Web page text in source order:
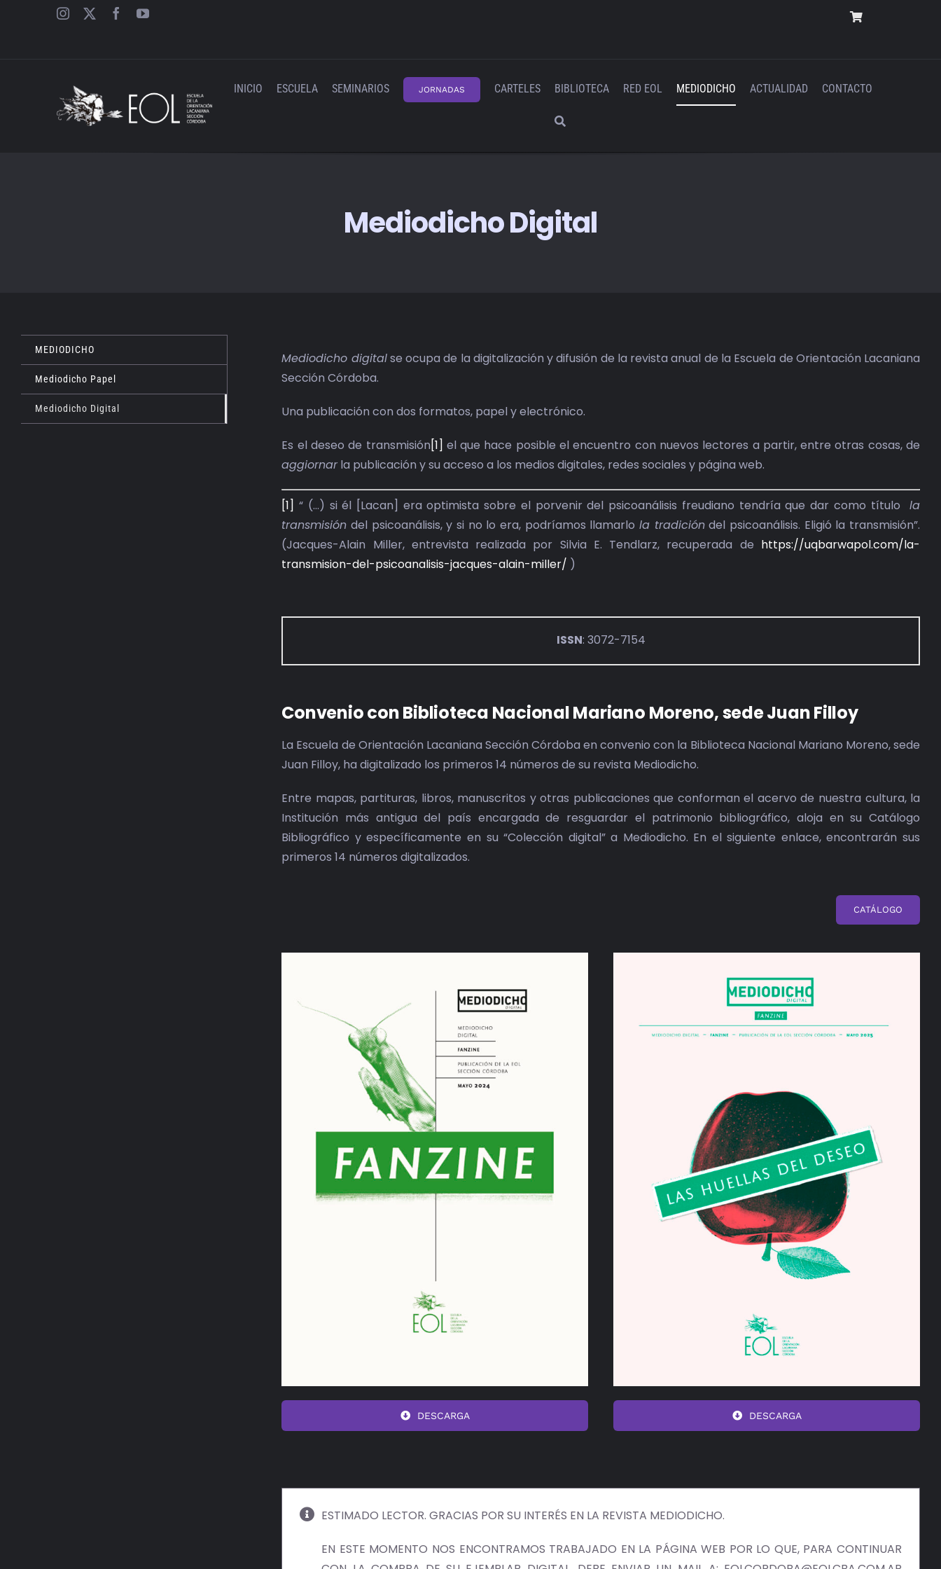
INICIO ESCUELA SEMINARIOS JORNADAS CARTELES BIBLIOTECA RED EOL MEDIODICHO ACTUALIDAD CONTACTO
Mediodicho Digital
Mediodicho digitalse ocupa de la digitalización y difusión de la revista anual de la Escuela de Orientación Lacaniana
Sección Córdoba.
Una publicación con dos formatos, papel y electrónico.
Es el deseo de transmisión[1] el que hace posible el encuentro con nuevos lectores a partir, entre otras cosas, de
aggiornarla publicación y su acceso a los medios digitales, redes sociales y página web.
[1] “ (…) si él [Lacan] era optimista sobre el porvenir del psicoanálisis freudiano tendría que dar como títulola
transmisión del psicoanálisis, y si no lo era, podríamos llamarlola tradicióndel psicoanálisis. Eligió la transmisión”.
(Jacques-Alain Miller, entrevista realizada por Silvia E. Tendlarz, recuperada de https://uqbarwapol.com/la-
transmision-del-psicoanalisis-jacques-alain-miller/ )
ISSN: 3072-7154
Convenio con Biblioteca Nacional Mariano Moreno, sede Juan Filloy
La Escuela de Orientación Lacaniana Sección Córdoba en convenio con la Biblioteca Nacional Mariano Moreno, sede
Juan Filloy, ha digitalizado los primeros 14 números de su revista Mediodicho.
Entre mapas, partituras, libros, manuscritos y otras publicaciones que conforman el acervo de nuestra cultura, la
Institución más antigua del país encargada de resguardar el patrimonio bibliográfico, aloja en su Catálogo
Bibliográfico y específicamente en su “Colección digital” a Mediodicho. En el siguiente enlace, encontrarán sus
primeros 14 números digitalizados.
CATÁLOGO
DESCARGA DESCARGA
ESTIMADO LECTOR. GRACIAS POR SU INTERÉS EN LA REVISTA MEDIODICHO.
EN ESTE MOMENTO NOS ENCONTRAMOS TRABAJADO EN LA PÁGINA WEB POR LO QUE, PARA CONTINUAR
MEDIODICHO
Mediodicho Papel
Mediodicho Digital